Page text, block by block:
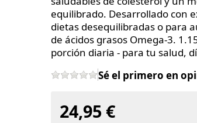
equilibrado. Desarrollado con
dietas desequilibradas o para
de ácidos grasos Omega-3.
porción diaria - para tu salud,
Sé el primero en
24,95 €